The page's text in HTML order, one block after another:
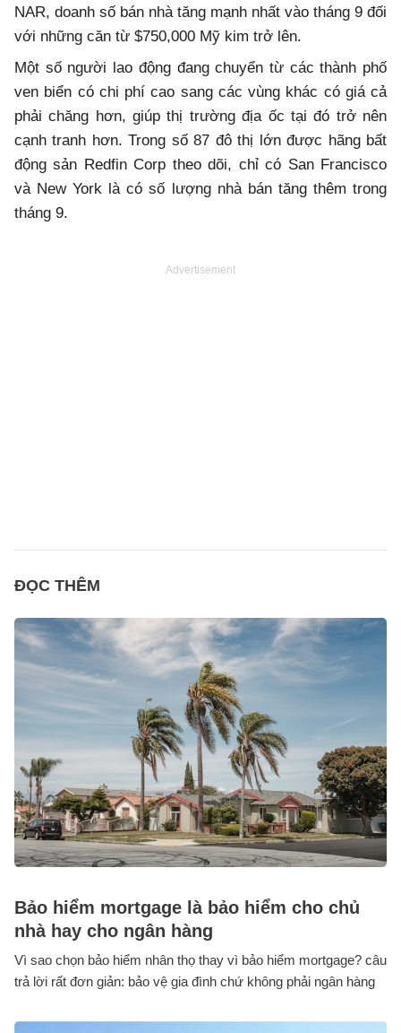
NAR, doanh số bán nhà tăng mạnh nhất vào tháng 9 đối
với những căn từ $750,000 Mỹ kim trở lên.
Một số người lao động đang chuyển từ các thành phố
ven biển có chi phí cao sang các vùng khác có giá cả
phải chăng hơn, giúp thị trường địa ốc tại đó trở nên
cạnh tranh hơn. Trong số 87 đô thị lớn được hãng bất
động sản Redfin Corp theo dõi, chỉ có San Francisco
và New York là có số lượng nhà bán tăng thêm trong
tháng 9.
Advertisement
ĐỌC THÊM
Bảo hiểm mortgage là bảo hiểm cho chủ
nhà hay cho ngân hàng
Vì sao chọn bảo hiểm nhân thọ thay vì bảo hiểm mortgage? câu
trả lời rất đơn giản: bảo vệ gia đình chứ không phải ngân hàng